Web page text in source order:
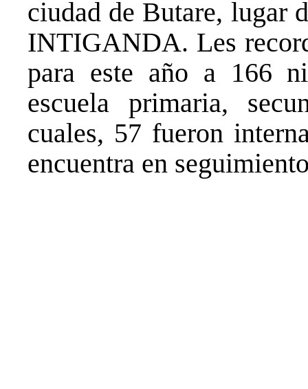
ciudad de Butare, lugar
INTIGANDA. Les
para este año a 166
escuela primaria,
cuales, 57 fueron
encuentra en